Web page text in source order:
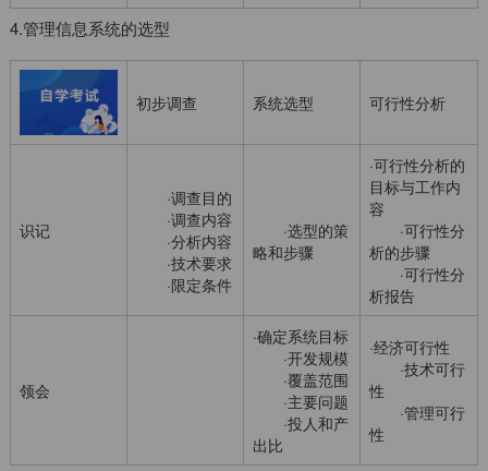
4.管理信息系统的选型
初步调查 系统选型 可行性分析
识记
·调查目的
·调查内容
·分析内容
·技术要求
·限定条件
·选型的策
略和步骤
·可行性分析的
目标与工作内
容
·可行性分
析的步骤
·可行性分
析报告
领会
·确定系统目标
·开发规模
·覆盖范围
·主要问题
·投人和产
出比
·经济可行性
·技术可行
性
·管理可行
性